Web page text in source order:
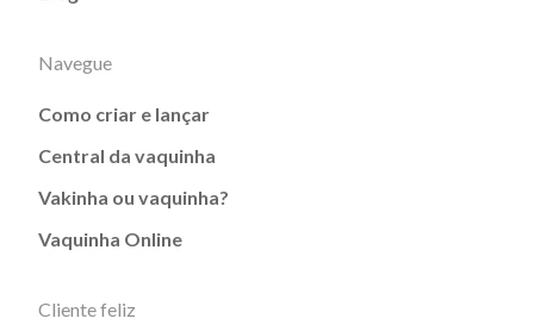
Navegue
Como criar e lançar
Central da vaquinha
Vakinha ou vaquinha?
Vaquinha Online
Cliente feliz